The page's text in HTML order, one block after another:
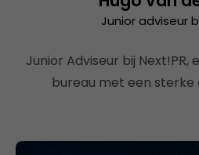
Junior adviseur
Junior Adviseur bij Next!PR,
bureau met een sterke